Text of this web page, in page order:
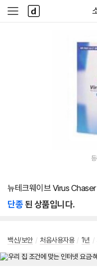
사
이
다
나
와
뉴테크웨이브 Virus
단종된 상품입니다.
백신/보안 / 처음사용자용 / 1년 /